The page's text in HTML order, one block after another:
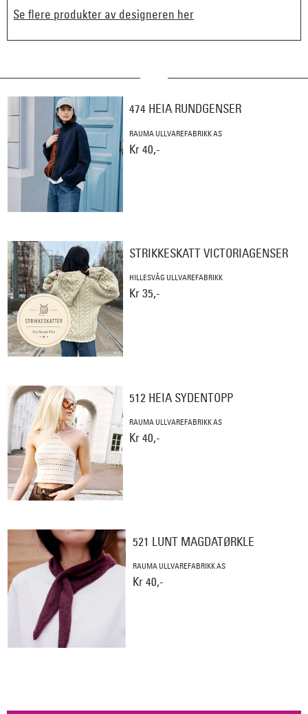
Se flere produkter av designeren her
474 HEIA RUNDGENSER
RAUMA ULLVAREFABRIKK AS
Kr 40,-
STRIKKESKATT VICTORIAGENSER
HILLESVÅG ULLVAREFABRIKK
Kr 35,-
512 HEIA SYDENTOPP
RAUMA ULLVAREFABRIKK AS
Kr 40,-
521 LUNT MAGDATØRKLE
RAUMA ULLVAREFABRIKK AS
Kr 40,-